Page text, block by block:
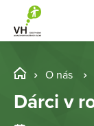
O nás
Dárci v